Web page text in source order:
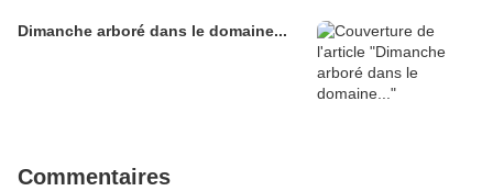
Dimanche arboré dans le domaine...
Commentaires